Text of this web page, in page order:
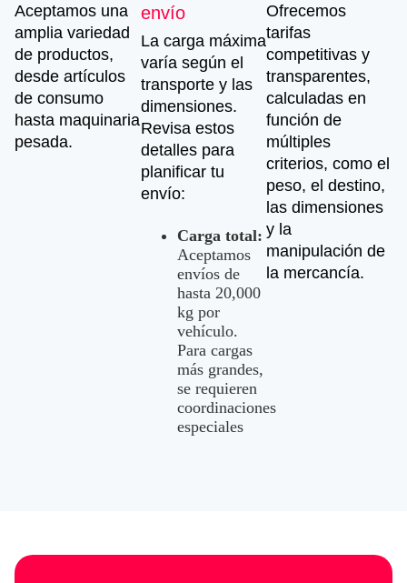
Aceptamos una
amplia variedad
de productos,
desde artículos
de consumo
hasta maquinaria
pesada.
envío
La carga máxima
varía según el
transporte y las
dimensiones.
Revisa estos
detalles para
planificar tu
envío:
Carga total:
Aceptamos
envíos de
hasta 20,000
kg por
vehículo.
Para cargas
más grandes,
se requieren
coordinaciones
especiales
Ofrecemos
tarifas
competitivas y
transparentes,
calculadas en
función de
múltiples
criterios, como el
peso, el destino,
las dimensiones
y la
manipulación de
la mercancía.